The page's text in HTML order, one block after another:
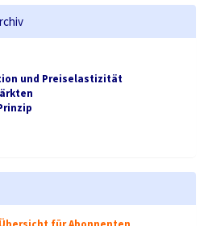
und Preiselastizität